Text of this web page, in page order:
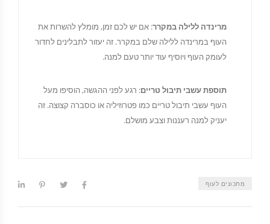
מרינדה ללילה במקרר: אם יש לכם זמן, מומלץ להשרות את
העוף במרינדה ללילה שלם במקרר. זה יעזור לתבלינים לחדור
לעומק העוף ויוסיף עוד יותר טעם למנה.
תוספת עשבי תיבול טריים: רגע לפני ההגשה, הוסיפו מעל
העוף עשבי תיבול טריים כמו פטרוזיליה או כוסברה קצוצה. זה
יעניק למנה רעננות וצבע מושלם.
מתכונים לעוף